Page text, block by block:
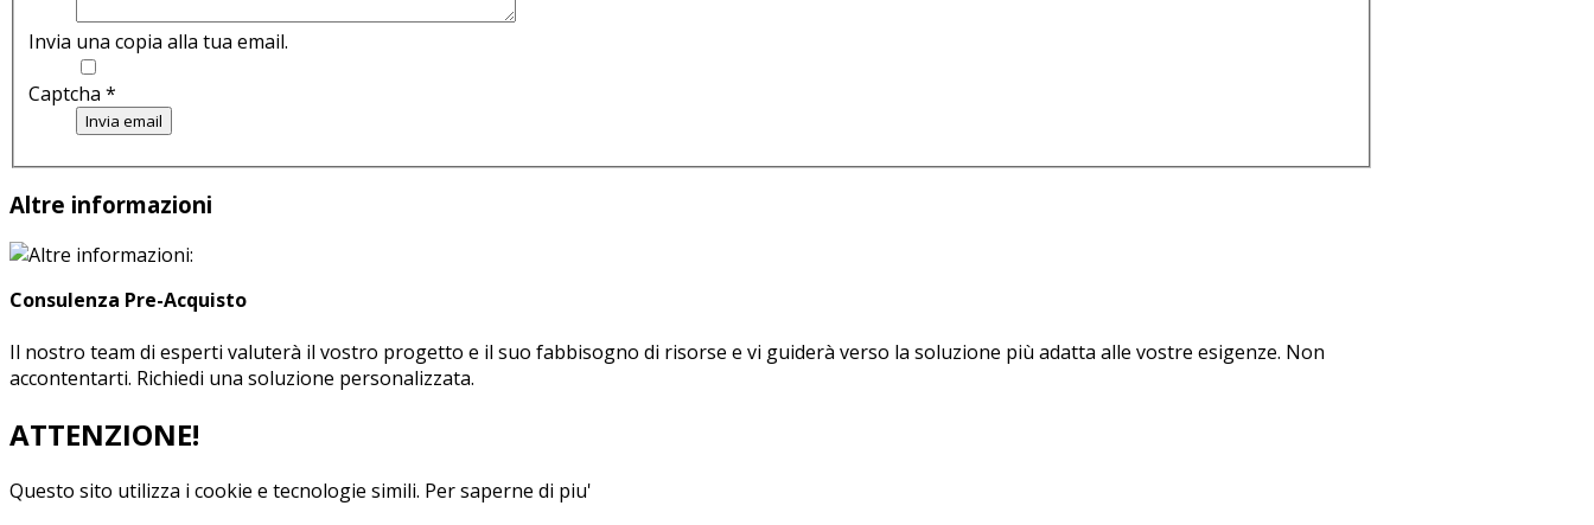
Invia una copia alla tua email.
Captcha *
Invia email
Altre informazioni
Consulenza Pre-Acquisto
Il nostro team di esperti valuterà il vostro progetto e il suo fabbisogno di risorse e vi guiderà verso la soluzione più adatta alle vostre esigenze. Non
accontentarti. Richiedi una soluzione personalizzata.
ATTENZIONE!
Questo sito utilizza i cookie e tecnologie simili. Per saperne di piu'